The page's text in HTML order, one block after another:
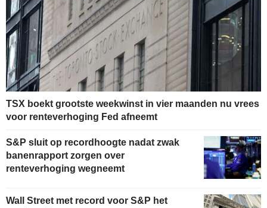
TSX boekt grootste weekwinst in vier maanden nu vrees
voor renteverhoging Fed afneemt
S&P sluit op recordhoogte nadat zwak
banenrapport zorgen over
renteverhoging wegneemt
Wall Street met record voor S&P het